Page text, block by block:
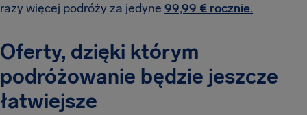
razy więcej podróży za jedyne 99,99 € rocznie.
Oferty, dzięki którym
podróżowanie będzie jeszcze
łatwiejsze